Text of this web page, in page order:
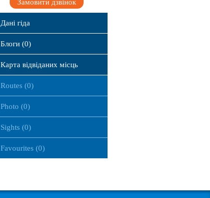
Замовити дзвінок
Дані гіда
Блоги (0)
Карта відвіданих місць
Routes (0)
Photo (0)
Sights (0)
Favourites (0)